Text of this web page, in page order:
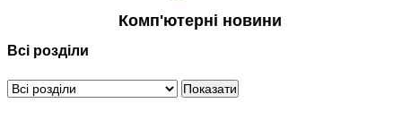
Периферія
Програмне забезпечення
Комп'ютерні новини
Всі розділи